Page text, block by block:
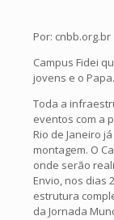
Por: cnbb.org.br
Campus Fidei
jovens e o Papa.
Toda a
eventos com a
Rio de Janeiro
montagem. O
onde serão
Envio, nos dias
estrutura
da Jornada